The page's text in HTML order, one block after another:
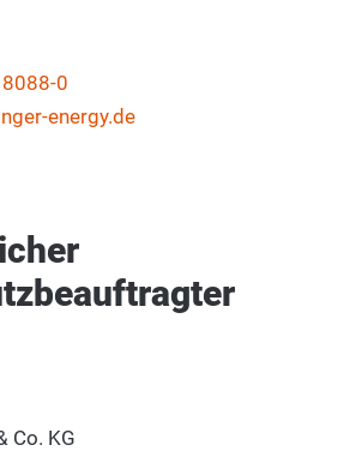
0
energy.de
Co. KG